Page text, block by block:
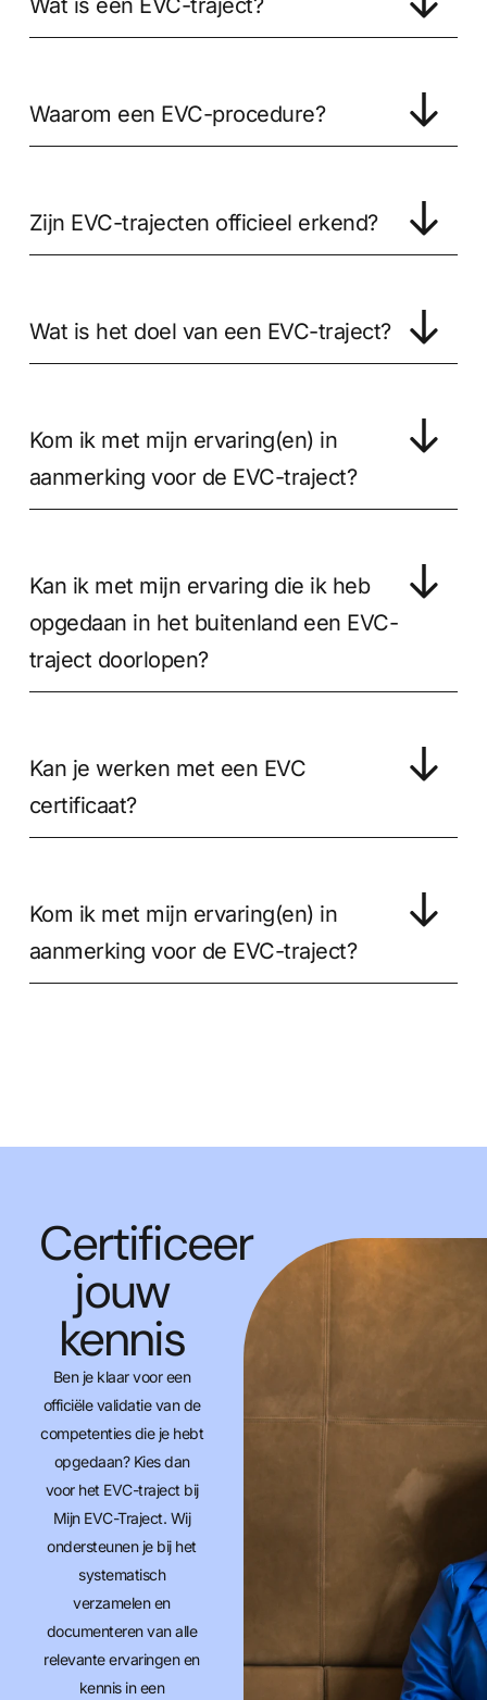
Waarom een EVC-procedure?
Zijn EVC-trajecten officieel erkend?
Wat is het doel van een EVC-traject?
Kom ik met mijn ervaring(en) in
aanmerking voor de EVC-traject?
Kan ik met mijn ervaring die ik heb
opgedaan in het buitenland een EVC-
traject doorlopen?
Kan je werken met een EVC
certificaat?
Kom ik met mijn ervaring(en) in
aanmerking voor de EVC-traject?
Certificeer
jouw
kennis
Ben je klaar voor een
officiële validatie van de
competenties die je hebt
opgedaan? Kies dan
voor het EVC-traject bij
Mijn EVC-Traject. Wij
ondersteunen je bij het
systematisch
verzamelen en
documenteren van alle
relevante ervaringen en
kennis in een